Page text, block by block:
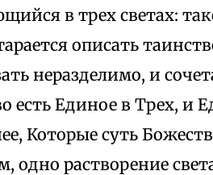
в трех светах:
описать
неразделимо, и
Единое в Трех, и
Которые суть
одно pacтворение